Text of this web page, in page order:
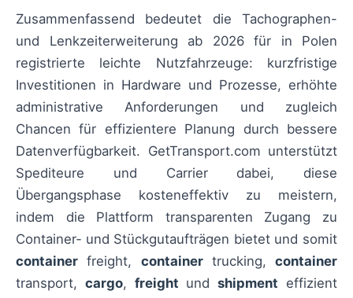
Zusammenfassend bedeutet die Tachographen-
und Lenkzeiterweiterung ab 2026 für in Polen
registrierte leichte Nutzfahrzeuge: kurzfristige
Investitionen in Hardware und Prozesse, erhöhte
administrative Anforderungen und zugleich
Chancen für effizientere Planung durch bessere
Datenverfügbarkeit. GetTransport.com unterstützt
Spediteure und Carrier dabei, diese
Übergangsphase kosteneffektiv zu meistern,
indem die Plattform transparenten Zugang zu
Container‑ und Stückgutaufträgen bietet und somit
container freight, containertrucking, container
transport, cargo, freight undshipment effizient